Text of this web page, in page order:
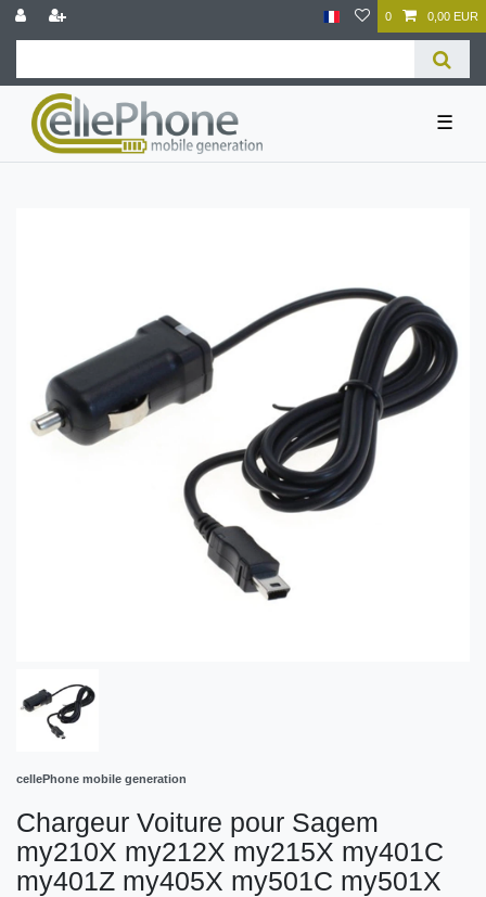
0 0,00 EUR
☰
cellePhone mobile generation
Chargeur Voiture pour Sagem
my210X my212X my215X my401C
my401Z my405X my501C my501X